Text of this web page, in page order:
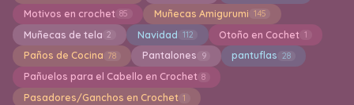
Motivos en crochet 85 Muñecas Amigurumi 145
Muñecas de tela 2 Navidad 112 Otoño en Cochet 1
Paños de Cocina 78 Pantalones 9 pantuflas 28
Pañuelos para el Cabello en Crochet 8
Pasadores/Ganchos en Crochet 1